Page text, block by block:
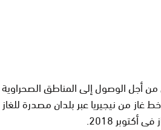
من أجل الوصول إلى المناطق الصحراوية
غاز من نيجيريا عبر بلدان مصدرة
2018
.